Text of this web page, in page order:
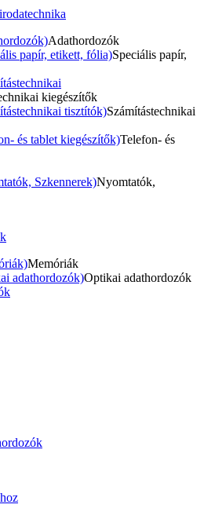
Adathordozók
papír, etikett, fólia)Speciális papír,
kiegészítők
tisztítók)Számítástechnikai
és tablet kiegészítők)Telefon- és
Szkennerek)Nyomtatók,
Memóriák
adathordozók)Optikai adathordozók